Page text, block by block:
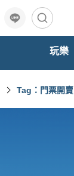
玩樂
Tag：門票開賣